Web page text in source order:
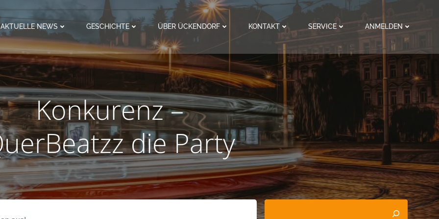
AKTUELLE NEWS GESCHICHTE ÜBER ÜCKENDORF KONTAKT SERVICE ANMELDEN
Konkurenz –
die Party
Suchen